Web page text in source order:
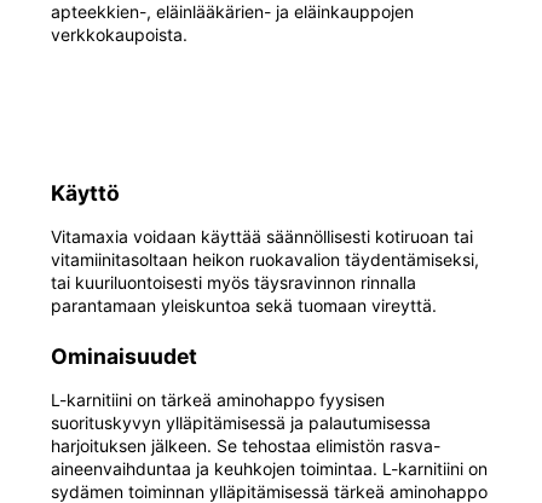
apteekkien-, eläinlääkärien- ja eläinkauppojen
verkkokaupoista.
Käyttö
Vitamaxia voidaan käyttää säännöllisesti kotiruoan tai
vitamiinitasoltaan heikon ruokavalion täydentämiseksi,
tai kuuriluontoisesti myös täysravinnon rinnalla
parantamaan yleiskuntoa sekä tuomaan vireyttä.
Ominaisuudet
L-karnitiini on tärkeä aminohappo fyysisen
suorituskyvyn ylläpitämisessä ja palautumisessa
harjoituksen jälkeen. Se tehostaa elimistön rasva-
aineenvaihduntaa ja keuhkojen toimintaa. L-karnitiini on
sydämen toiminnan ylläpitämisessä tärkeä aminohappo